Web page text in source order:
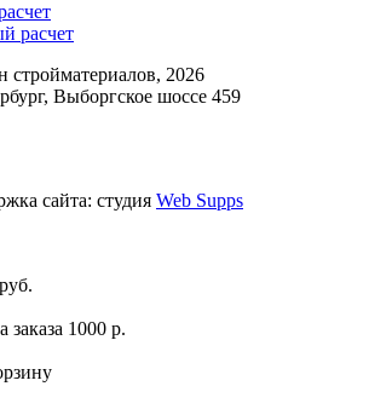
стройматериалов, 2026
Выборгское шоссе 459
сайта: студия Web Supps
руб.
1000 р.